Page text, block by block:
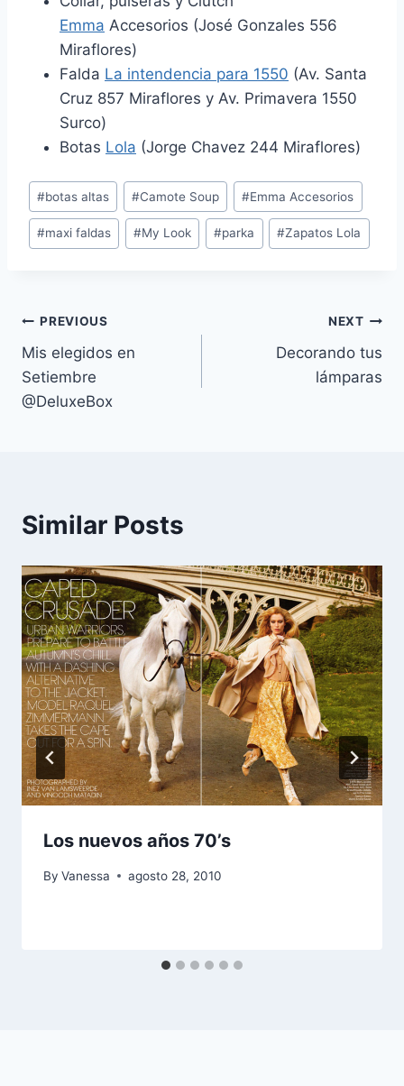
Emma Accesorios (José Gonzales 556
Miraflores)
Falda La intendencia para 1550 (Av. Santa
Cruz 857 Miraflores y Av. Primavera 1550
Surco)
Botas Lola (Jorge Chavez 244 Miraflores)
Post
Tags:
#botas altas #Camote Soup #Emma Accesorios
#maxi faldas #My Look #parka #Zapatos Lola
Navegación
de
entradas
PREVIOUS
Mis elegidos en
Setiembre
@DeluxeBox
NEXT
Decorando tus
lámparas
Similar Posts
Los nuevos años 70’s
By Vanessa agosto 28, 2010